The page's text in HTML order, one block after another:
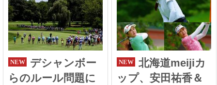
デシャンボー
らのルール問題に
北海道meijiカ
ップ、安田祐香＆